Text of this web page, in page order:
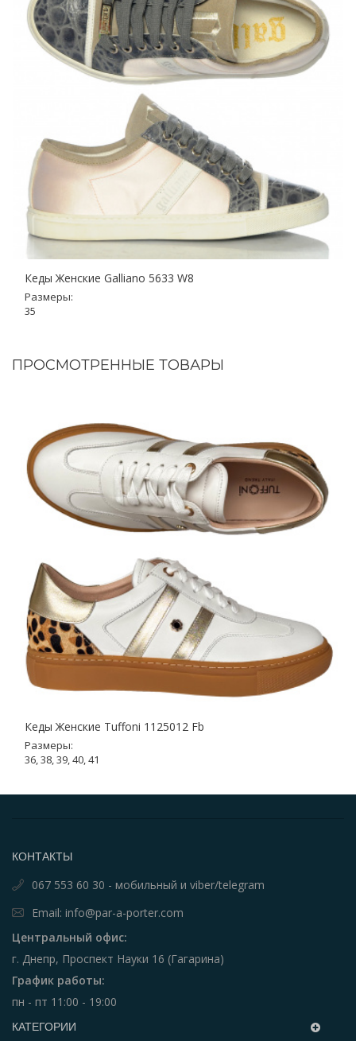
Кеды Женские Galliano 5633 W8
Размеры:
35
ПРОСМОТРЕННЫЕ ТОВАРЫ
Кеды Женские Tuffoni 1125012 Fb
Размеры:
36, 38, 39, 40, 41
КОНТАКТЫ
067 553 60 30 - мобильный и viber/telegram
Email: info@par-a-porter.com
Центральный офис:
г. Днепр, Проспект Науки 16 (Гагарина)
График работы:
пн - пт 11:00 - 19:00
КАТЕГОРИИ